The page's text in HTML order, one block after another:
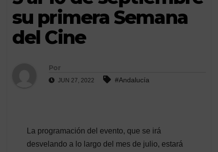
su primera Semana
del Cine
Por
JUN 27, 2022 #Andalucía
La programación del evento, que se irá
desvelando a lo largo del mes de julio, estará